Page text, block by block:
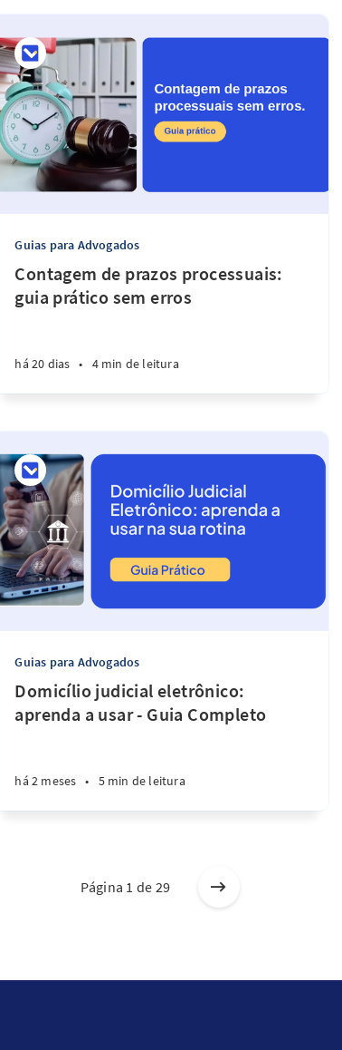
Guias para Advogados
Contagem de prazos processuais:
guia prático sem erros
há 20 dias • 4 min de leitura
Guias para Advogados
Domicílio judicial eletrônico:
aprenda a usar - Guia Completo
há 2 meses • 5 min de leitura
Página 1 de 29